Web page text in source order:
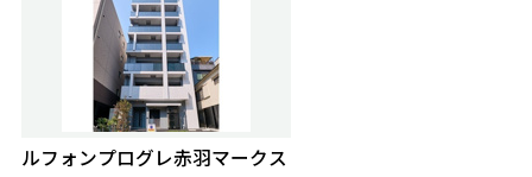
ルフォンプログレ赤羽マークス